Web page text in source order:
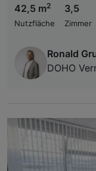
42,5 m2
Nutzfläche
3,5
Zimmer
Ronald
DOHO